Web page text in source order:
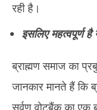
रही है।
इसलिए महत्वपूर्ण
ब्राह्मण समाज का
जानकार मानते हैं कि
सर्वण वोटबैंक का एक